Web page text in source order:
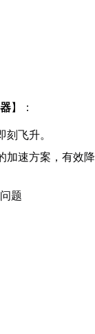
】：
飞升。
加速方案，有效降
题